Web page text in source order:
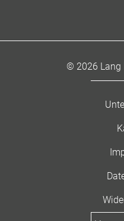
© 2026 Lang